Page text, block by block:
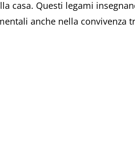
casa. Questi legami
anche nella convivenza